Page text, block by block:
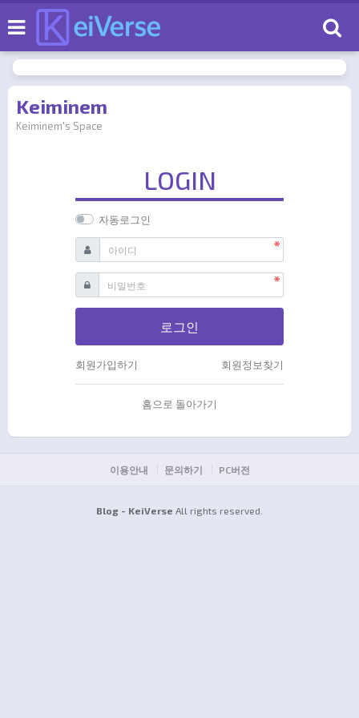
Keiminem
Keiminem's Space
LOGIN
자동로그인
아이디
필수
비밀번호 필수
로그인
회원가입하기 회원정보찾기
홈으로 돌아가기
이용안내 문의하기 PC버전
Blog - KeiVerse All rights reserved.